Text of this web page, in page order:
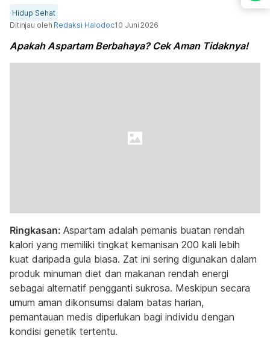
Hidup Sehat
Ditinjau oleh Redaksi Halodoc10 Juni 2026
Apakah Aspartam Berbahaya? Cek Aman Tidaknya!
Ringkasan: Aspartam adalah pemanis buatan rendah
kalori yang memiliki tingkat kemanisan 200 kali lebih
kuat daripada gula biasa. Zat ini sering digunakan dalam
produk minuman diet dan makanan rendah energi
sebagai alternatif pengganti sukrosa. Meskipun secara
umum aman dikonsumsi dalam batas harian,
pemantauan medis diperlukan bagi individu dengan
kondisi genetik tertentu.